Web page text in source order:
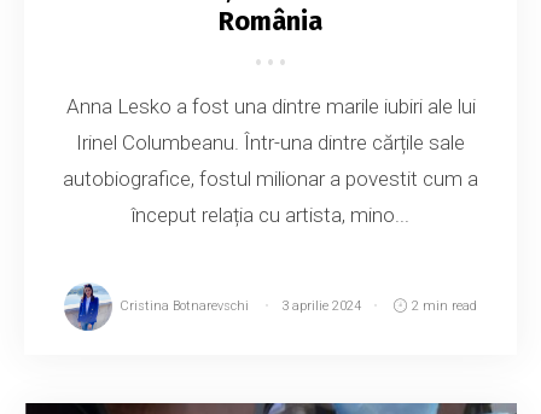
România
Anna Lesko a fost una dintre marile iubiri ale lui
Irinel Columbeanu. Într-una dintre cărțile sale
autobiografice, fostul milionar a povestit cum a
început relația cu artista, mino...
Cristina Botnarevschi 3 aprilie 2024 2 min read